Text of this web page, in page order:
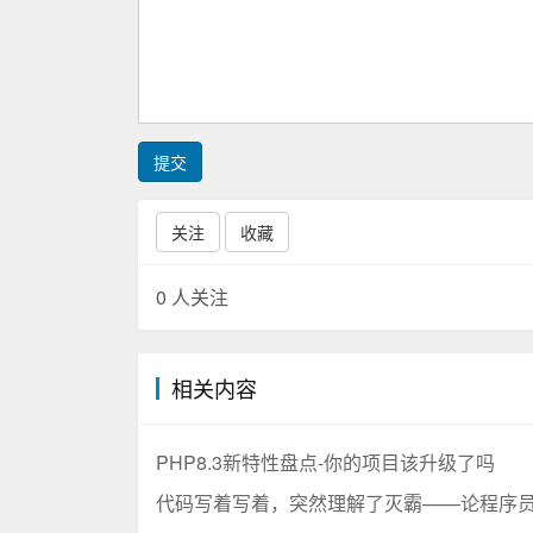
提交
关注 收藏
0 人关注
相关内容
PHP8.3新特性盘点-你的项目该升级了吗
代码写着写着，突然理解了灭霸——论程序